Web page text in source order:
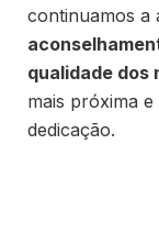
continuamos a
qualidade dos
mais próxima
dedicação.